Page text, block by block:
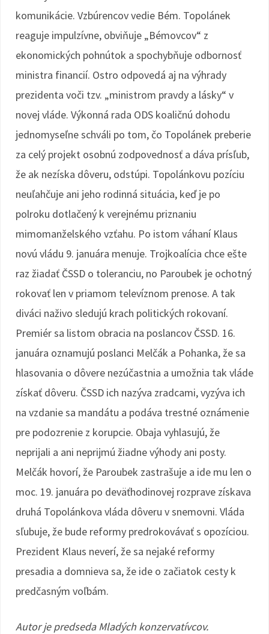
komunikácie. Vzbúrencov vedie Bém. Topolánek
reaguje impulzívne, obviňuje „Bémovcov“ z
ekonomických pohnútok a spochybňuje odbornosť
ministra financií. Ostro odpovedá aj na výhrady
prezidenta voči tzv. „ministrom pravdy a lásky“ v
novej vláde. Výkonná rada ODS koaličnú dohodu
jednomyseľne schváli po tom, čo Topolánek preberie
za celý projekt osobnú zodpovednosť a dáva prísľub,
že ak nezíska dôveru, odstúpi. Topolánkovu pozíciu
neuľahčuje ani jeho rodinná situácia, keď je po
polroku dotlačený k verejnému priznaniu
mimomanželského vzťahu. Po istom váhaní Klaus
novú vládu 9. januára menuje. Trojkoalícia chce ešte
raz žiadať ČSSD o toleranciu, no Paroubek je ochotný
rokovať len v priamom televíznom prenose. A tak
diváci naživo sledujú krach politických rokovaní.
Premiér sa listom obracia na poslancov ČSSD. 16.
januára oznamujú poslanci Melčák a Pohanka, že sa
hlasovania o dôvere nezúčastnia a umožnia tak vláde
získať dôveru. ČSSD ich nazýva zradcami, vyzýva ich
na vzdanie sa mandátu a podáva trestné oznámenie
pre podozrenie z korupcie. Obaja vyhlasujú, že
neprijali a ani neprijmú žiadne výhody ani posty.
Melčák hovorí, že Paroubek zastrašuje a ide mu len o
moc. 19. januára po deväťhodinovej rozprave získava
druhá Topolánkova vláda dôveru v snemovni. Vláda
sľubuje, že bude reformy predrokovávať s opozíciou.
Prezident Klaus neverí, že sa nejaké reformy
presadia a domnieva sa, že ide o začiatok cesty k
predčasným voľbám.
Autor je predseda Mladých konzervatívcov.